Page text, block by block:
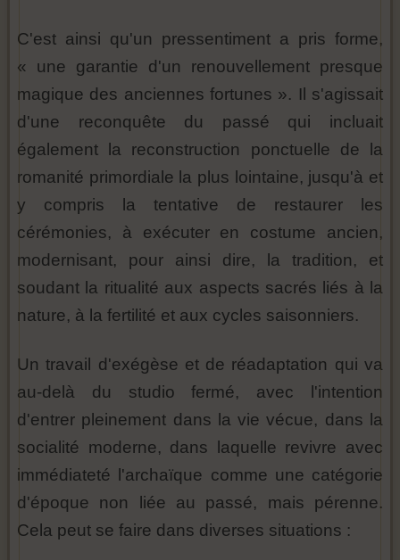
C'est ainsi qu'un pressentiment a pris forme,
« une garantie d'un renouvellement presque
magique des anciennes fortunes ». Il s'agissait
d'une reconquête du passé qui incluait
également la reconstruction ponctuelle de la
romanité primordiale la plus lointaine, jusqu'à et
y compris la tentative de restaurer les
cérémonies, à exécuter en costume ancien,
modernisant, pour ainsi dire, la tradition, et
soudant la ritualité aux aspects sacrés liés à la
nature, à la fertilité et aux cycles saisonniers.
Un travail d'exégèse et de réadaptation qui va
au-delà du studio fermé, avec l'intention
d'entrer pleinement dans la vie vécue, dans la
socialité moderne, dans laquelle revivre avec
immédiateté l'archaïque comme une catégorie
d'époque non liée au passé, mais pérenne.
Cela peut se faire dans diverses situations :